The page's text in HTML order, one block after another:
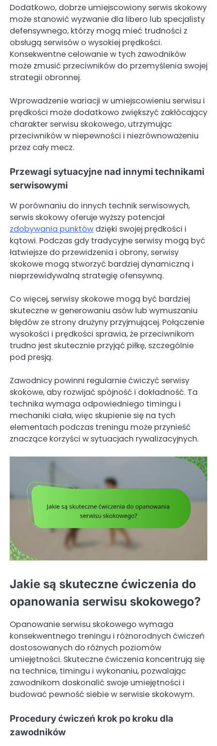
Dodatkowo, dobrze umiejscowiony serwis skokowy
może stanowić wyzwanie dla libero lub specjalisty
defensywnego, którzy mogą mieć trudności z
obsługą serwisów o wysokiej prędkości.
Konsekwentne celowanie w tych zawodników
może zmusić przeciwników do przemyślenia swojej
strategii obronnej.
Wprowadzenie wariacji w umiejscowieniu serwisu i
prędkości może dodatkowo zwiększyć zakłócający
charakter serwisu skokowego, utrzymując
przeciwników w niepewności i niezrównoważeniu
przez cały mecz.
Przewagi sytuacyjne nad innymi technikami
serwisowymi
W porównaniu do innych technik serwisowych,
serwis skokowy oferuje wyższy potencjał
zdobywania punktów dzięki swojej prędkości i
kątowi. Podczas gdy tradycyjne serwisy mogą być
łatwiejsze do przewidzenia i obrony, serwisy
skokowe mogą stworzyć bardziej dynamiczną i
nieprzewidywalną strategię ofensywną.
Co więcej, serwisy skokowe mogą być bardziej
skuteczne w generowaniu asów lub wymuszaniu
błędów ze strony drużyny przyjmującej. Połączenie
wysokości i prędkości sprawia, że przeciwnikom
trudno jest skutecznie przyjąć piłkę, szczególnie
pod presją.
Zawodnicy powinni regularnie ćwiczyć serwisy
skokowe, aby rozwijać spójność i dokładność. Ta
technika wymaga odpowiedniego timingu i
mechaniki ciała, więc skupienie się na tych
elementach podczas treningu może przynieść
znaczące korzyści w sytuacjach rywalizacyjnych.
Jakie są skuteczne ćwiczenia do
opanowania serwisu skokowego?
Opanowanie serwisu skokowego wymaga
konsekwentnego treningu i różnorodnych ćwiczeń
dostosowanych do różnych poziomów
umiejętności. Skuteczne ćwiczenia koncentrują się
na technice, timingu i wykonaniu, pozwalając
zawodnikom doskonalić swoje umiejętności i
budować pewność siebie w serwisie skokowym.
Procedury ćwiczeń krok po kroku dla
zawodników